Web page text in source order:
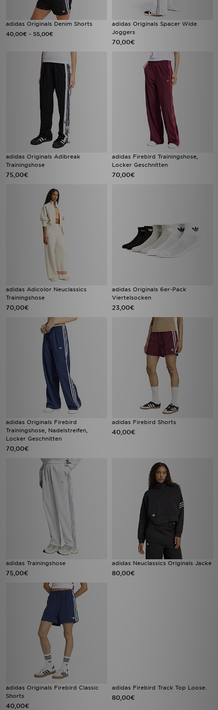
adidas Originals Denim Shorts
40,00€ - 55,00€
adidas Originals Spacer Wide
Joggers
70,00€
adidas Originals Adibreak
Trainingshose
75,00€
adidas Firebird Trainingshose,
Locker Geschnitten
70,00€
adidas Adicolor Neuclassics
Trainingshose
70,00€
adidas Originals 6er-Pack
Viertelsocken
23,00€
adidas Originals Firebird
Trainingshose, Nadelstreifen,
Locker Geschnitten
70,00€
adidas Firebird Shorts
40,00€
adidas Trainingshose
75,00€
adidas Neuclassics Originals Jacke
80,00€
adidas Originals Firebird Classic
Shorts
40,00€
adidas Firebird Track Top Loose.
80,00€